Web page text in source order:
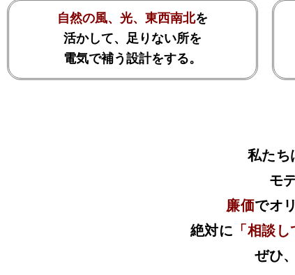
自然の風、光、東西南北を
活かして、足りない所を
電気で補う設計をする。
私たち
モ
廉価でオ
絶対に 「相談
ぜひ